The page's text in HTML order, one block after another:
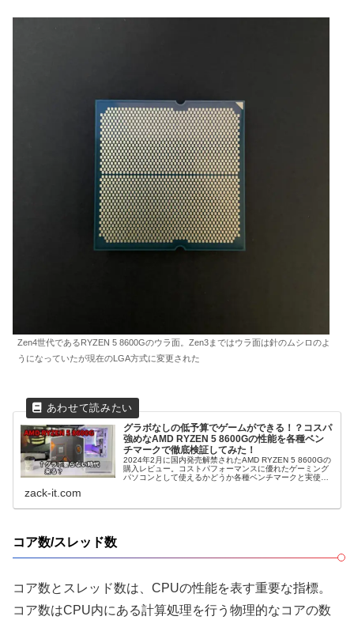
Zen4世代であるRYZEN 5 8600Gのウラ面。Zen3まではウラ面は針のムシロのよ
うになっていたが現在のLGA方式に変更された
グラボなしの低予算でゲームができる！？コスパ
強めなAMD RYZEN 5 8600Gの性能を各種ベン
チマークで徹底検証してみた！
2024年2月に国内発売解禁されたAMD RYZEN 5 8600Gの
購入レビュー。コストパフォーマンスに優れたゲーミング
パソコンとして使えるかどうか各種ベンチマークと実使用
zack-it.com
コア数/スレッド数
コア数とスレッド数は、CPUの性能を表す重要な指標。
コア数はCPU内にある計算処理を行う物理的なコアの数